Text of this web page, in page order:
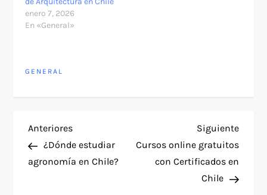
enero 7, 2026
En «General»
GENERAL
N
a
Entrada
anterior
Anteriores
¿Dónde estudiar
agronomía en Chile?
Siguiente
Cursos online gratuitos
con Certificados en
Chile